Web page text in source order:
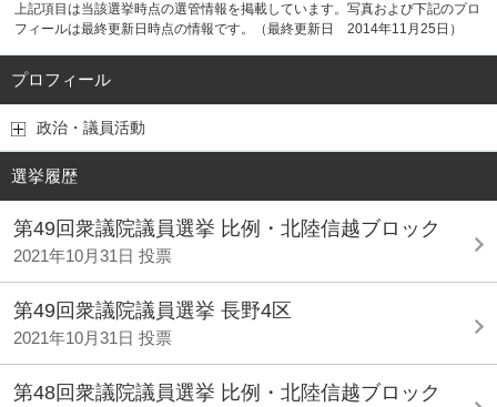
上記項目は当該選挙時点の選管情報を掲載しています。写真および下記のプロ
フィールは最終更新日時点の情報です。（最終更新日 2014年11月25日）
プロフィール
政治・議員活動
選挙履歴
第49回衆議院議員選挙 比例・北陸信越ブロック
2021年10月31日 投票
第49回衆議院議員選挙 長野4区
2021年10月31日 投票
第48回衆議院議員選挙 比例・北陸信越ブロック